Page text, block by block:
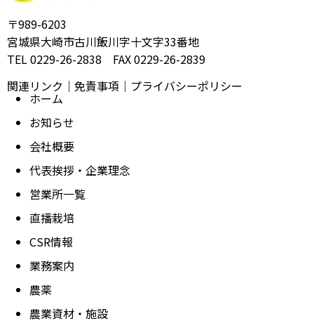
〒989-6203
宮城県大崎市古川飯川字十文字33番地
TEL 0229-26-2838 FAX 0229-26-2839
関連リンク ｜ 免責事項 ｜ プライバシーポリシー
ホーム
お知らせ
会社概要
代表挨拶・企業理念
営業所一覧
直播栽培
CSR情報
業務案内
農薬
農業資材・施設